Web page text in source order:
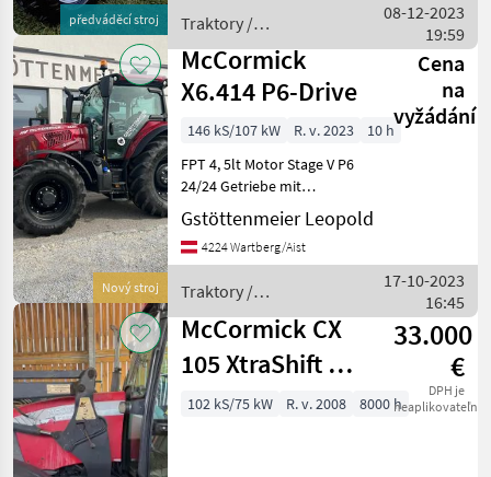
předváděcí stroj
3-fach Lastschaltung
Traktory /
McCormick
08-12-2023
19:59
Nový stroj
McCormick
X6.414 P6-Drive
Cena
na
vyžádání
146 kS/107 kW R. v. 2023
10 h
FPT 4, 5lt Motor Stage V P6
24/24 Getriebe mit
Automatikmodus, 4fach
Zapfwelle, Kat 3
Schnellkuppler, autom.
Gstöttenmeier Leopold
4224 Wartberg/Aist
Traktory /
McCormick
17-10-2023
16:45
McCormick CX
105 XtraShift mit
Stoll Frontlader
33.000
€
DPH je
neaplikovateľné
102 kS/75 kW R. v. 2008 8000 h